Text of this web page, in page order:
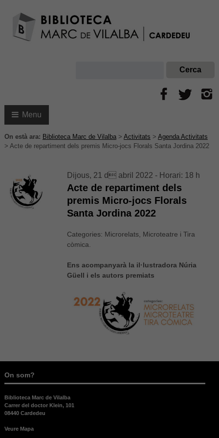
Menu
On està ara: Biblioteca Marc de Vilalba> Activitats > Agenda Activitats
> Acte de repartiment dels premis Micro-jocs Florals Santa Jordina 2022
Dijous, 21 d abril 2022 - Horari: 18 h
Acte de repartiment dels
premis Micro-jocs Florals
Santa Jordina 2022
Categories: Microrelats, Microteatre i Tira
còmica.
Ens acompanyarà la il·lustradora Núria
Güell i els autors premiats
On som?
Biblioteca Marc de Vilalba
Carrer del doctor Klein, 101
08440 Cardedeu
Veure Mapa